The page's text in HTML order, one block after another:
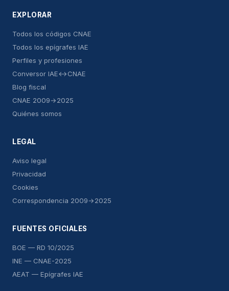
EXPLORAR
Todos los códigos CNAE
Todos los epígrafes IAE
Perfiles y profesiones
Conversor IAE↔CNAE
Blog fiscal
CNAE 2009→2025
Quiénes somos
LEGAL
Aviso legal
Privacidad
Cookies
Correspondencia 2009→2025
FUENTES OFICIALES
BOE — RD 10/2025
INE — CNAE-2025
AEAT — Epígrafes IAE